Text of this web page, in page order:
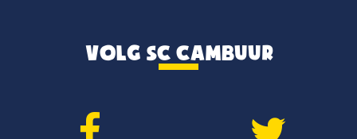
VOLG SC CAMBUUR